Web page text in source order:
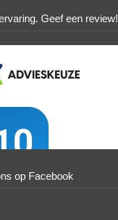
Geef een review!
op Facebook